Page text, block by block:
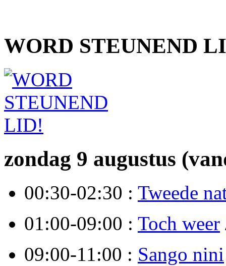
WORD STEUNEND
zondag 9 augustus
00:30-02:30 : Tweede
01:00-09:00 : Toch weer
09:00-11:00 : Sango nini